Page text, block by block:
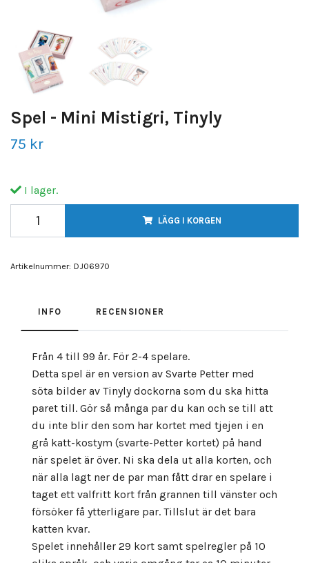
Spel - Mini Mistigri, Tinyly
75 kr
I lager.
LÄGG I KORGEN
Artikelnummer: DJ06970
INFO RECENSIONER
Från 4 till 99 år. För 2-4 spelare.
Detta spel är en version av Svarte Petter med
söta bilder av Tinyly dockorna som du ska hitta
paret till. Gör så många par du kan och se till att
du inte blir den som har kortet med tjejen i en
grå katt-kostym (svarte-Petter kortet) på hand
när spelet är över. Ni ska dela ut alla korten, och
när alla lagt ner de par man fått drar en spelare i
taget ett valfritt kort från grannen till vänster och
försöker få ytterligare par. Tillslut är det bara
katten kvar.
Spelet innehåller 29 kort samt spelregler på 10